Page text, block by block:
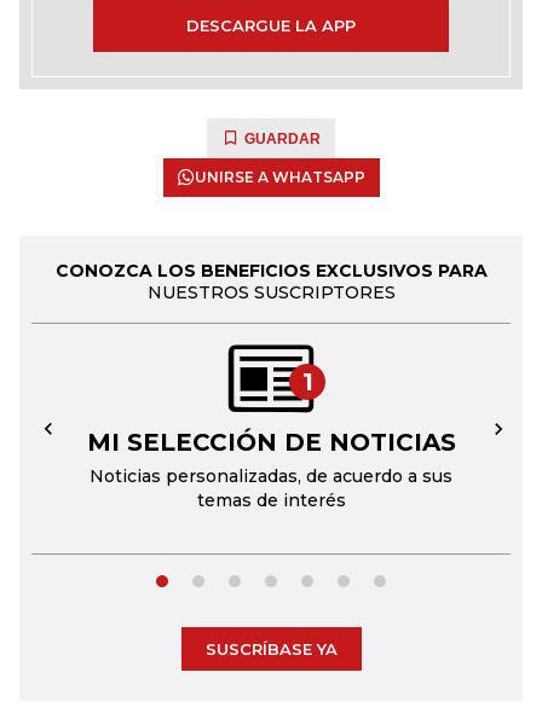
DESCARGUE LA APP
GUARDAR
UNIRSE A WHATSAPP
CONOZCA LOS BENEFICIOS EXCLUSIVOS PARA
NUESTROS SUSCRIPTORES
1
MI SELECCIÓN DE NOTICIAS
Noticias personalizadas, de acuerdo a sus
temas de interés
← →
SUSCRÍBASE YA